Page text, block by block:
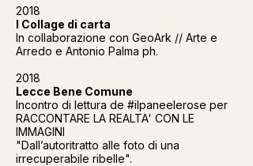
2018
I Collage di carta
In collaborazione con GeoArk // Arte e
Arredo e Antonio Palma ph.
2018
Lecce Bene Comune
Incontro di lettura de #ilpaneelerose per
RACCONTARE LA REALTA' CON LE
IMMAGINI
"Dall’autoritratto alle foto di una
irrecuperabile ribelle".